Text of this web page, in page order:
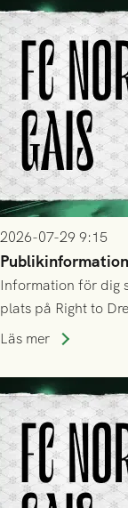
2026-07-29 9:15
Information för dig
plats på Right to
Läs mer